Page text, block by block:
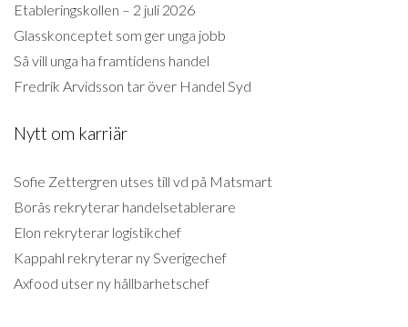
Etableringskollen – 2 juli 2026
Glasskonceptet som ger unga jobb
Så vill unga ha framtidens handel
Fredrik Arvidsson tar över Handel Syd
Nytt om karriär
Sofie Zettergren utses till vd på Matsmart
Borås rekryterar handelsetablerare
Elon rekryterar logistikchef
Kappahl rekryterar ny Sverigechef
Axfood utser ny hållbarhetschef